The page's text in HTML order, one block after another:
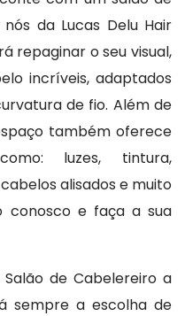
da Lucas Delu Hair
repaginar o seu visual,
incríveis, adaptados
de fio. Além de
também oferece
luzes, tintura,
alisados e muito
conosco e faça a sua
de Cabelereiro a
sempre a escolha de